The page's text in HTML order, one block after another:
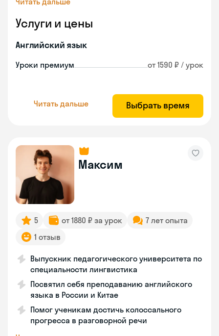
Услуги и цены
Английский язык
Уроки премиум от 1590 ₽ / урок
Читать дальше Выбрать время
Максим
5 от 1880 ₽ за урок
7 лет опыта
1 отзыв
Выпускник педагогического университета по
специальности лингвистика
Посвятил себя преподаванию английского
языка в России и Китае
Помог ученикам достичь колоссального
прогресса в разговорной речи